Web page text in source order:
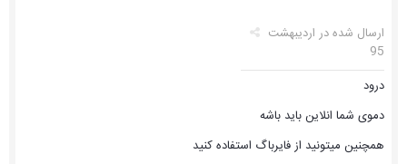
ارسال شده در اردیبهشت
95
درود
دموی شما انلاین باید باشه
همچنین میتونید از فایرباگ استفاده کنید